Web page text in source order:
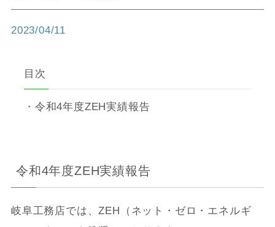
2023/04/11
目次
令和4年度ZEH実績報告
令和4年度ZEH実績報告
岐阜工務店では、ZEH（ネット・ゼロ・エネルギ